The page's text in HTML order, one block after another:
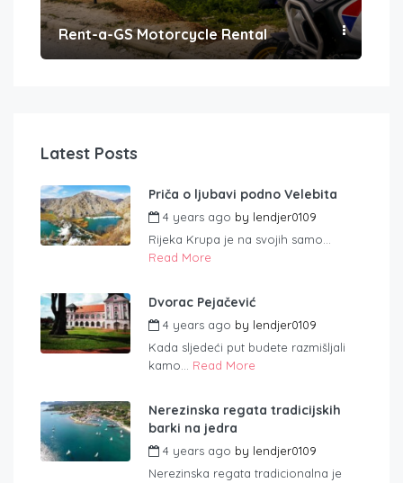
Rent-a-GS Motorcycle Rental
Latest Posts
Priča o ljubavi podno Velebita
4 years ago by lendjer0109
Rijeka Krupa je na svojih samo...
Read More
Dvorac Pejačević
4 years ago by lendjer0109
Kada sljedeći put budete razmišljali
kamo... Read More
Nerezinska regata tradicijskih
barki na jedra
4 years ago by lendjer0109
Nerezinska regata tradicionalna je